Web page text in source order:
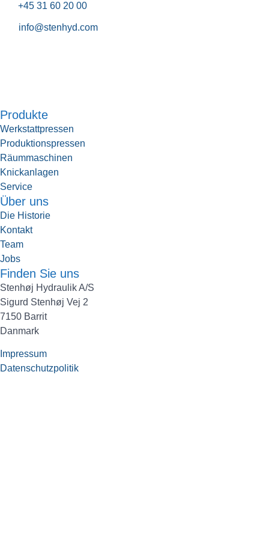
+45 31 60 20 00
info@stenhyd.com
Produkte
Werkstattpressen
Produktionspressen
Räummaschinen
Knickanlagen
Service
Über uns
Die Historie
Kontakt
Team
Jobs
Finden Sie uns
Stenhøj Hydraulik A/S
Sigurd Stenhøj Vej 2
7150 Barrit
Danmark
Impressum
Datenschutzpolitik